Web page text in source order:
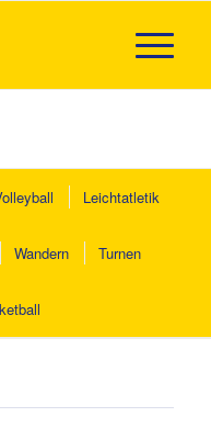
Leichtatletik
Wandern Turnen